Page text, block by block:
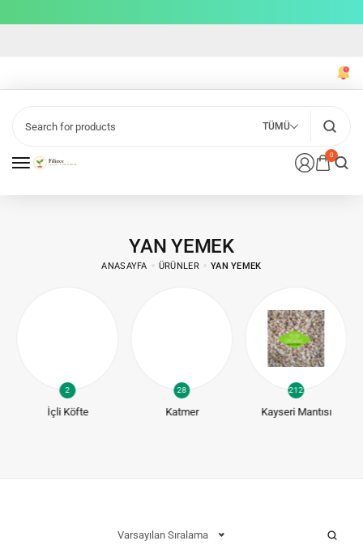
0
TÜMÜ
YAN YEMEK
ANASAYFA ÜRÜNLER YAN YEMEK
2
İçli Köfte
28
Katmer
212
Kayseri Mantısı
Varsayılan Sıralama